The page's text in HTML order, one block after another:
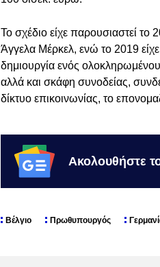
Το σχέδιο είχε παρουσιαστεί το
Άγγελα Μέρκελ, ενώ το 2019
δημιουργία ενός
αλλά και σκάφη συνοδείας,
δίκτυο επικοινωνίας, το
Ακολουθήστε
Βέλγιο Πρωθυπουργός